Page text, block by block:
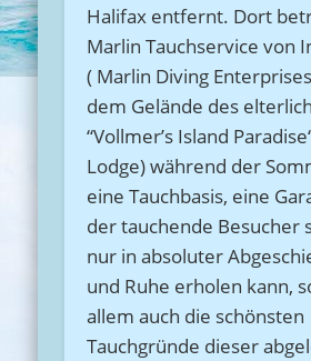
Halifax entfernt. Dort
Marlin Tauchservice von
( Marlin Diving
dem Gelände des
“Vollmer’s Island
Lodge) während der
eine Tauchbasis, eine
der tauchende Besucher
nur in absoluter
und Ruhe erholen kann,
allem auch die schönsten
Tauchgründe dieser